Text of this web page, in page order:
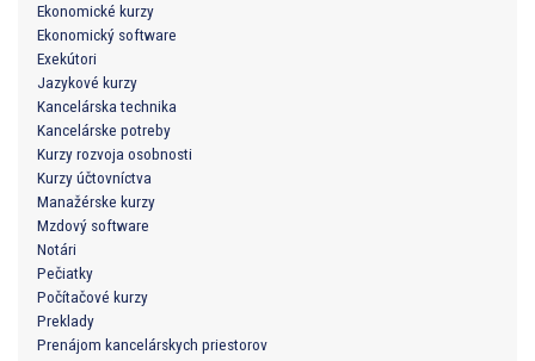
Ekonomické kurzy
Ekonomický software
Exekútori
Jazykové kurzy
Kancelárska technika
Kancelárske potreby
Kurzy rozvoja osobnosti
Kurzy účtovníctva
Manažérske kurzy
Mzdový software
Notári
Pečiatky
Počítačové kurzy
Preklady
Prenájom kancelárskych priestorov